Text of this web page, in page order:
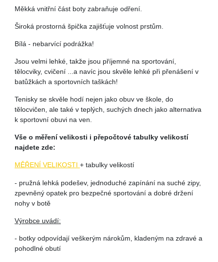
Měkká vnitřní část boty zabraňuje odření.
Široká prostorná špička zajišťuje volnost prstům.
Bílá - nebarvící podrážka!
Jsou velmi lehké, takže jsou příjemné na sportování,
tělocviky, cvičení ...a navíc jsou skvěle lehké při přenášení v
batůžkách a sportovních taškách!
Tenisky se skvěle hodí nejen jako obuv ve škole, do
tělocvičen, ale také v teplých, suchých dnech jako alternativa
k sportovní obuvi na ven.
Vše o měření velikosti i přepočtové tabulky velikostí
najdete zde:
MĚŘENÍ VELIKOSTI + tabulky velikostí
- pružná lehká podešev, jednoduché zapínání na suché zipy,
zpevněný opatek pro bezpečné sportování a dobré držení
nohy v botě
Výrobce uvádí:
- botky odpovídají veškerým nárokům, kladeným na zdravé a
pohodlné obutí